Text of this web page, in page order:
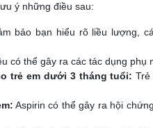
ý những điều sau:
bảo bạn hiểu rõ liều lượng,
có thể gây ra các tác dụng phụ
trẻ em dưới 3 tháng tuổi:
Aspirin có thể gây ra hội